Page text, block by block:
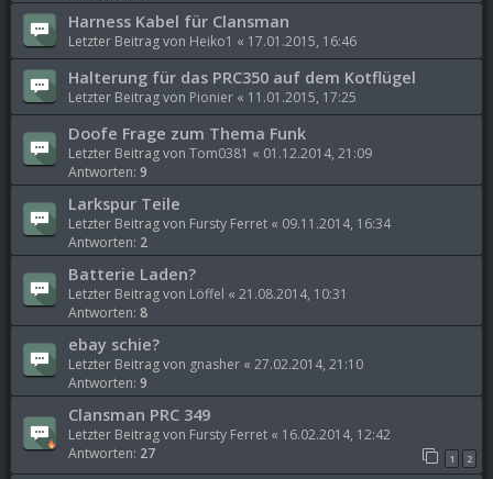
Harness Kabel für Clansman
Letzter Beitrag von Heiko1 « 17.01.2015, 16:46
Halterung für das PRC350 auf dem Kotflügel
Letzter Beitrag von Pionier « 11.01.2015, 17:25
Doofe Frage zum Thema Funk
Letzter Beitrag von Tom0381 « 01.12.2014, 21:09
Antworten: 9
Larkspur Teile
Letzter Beitrag von Fursty Ferret « 09.11.2014, 16:34
Antworten: 2
Batterie Laden?
Letzter Beitrag von Löffel « 21.08.2014, 10:31
Antworten: 8
ebay schie?
Letzter Beitrag von gnasher « 27.02.2014, 21:10
Antworten: 9
Clansman PRC 349
Letzter Beitrag von Fursty Ferret « 16.02.2014, 12:42
Antworten: 27 1 2